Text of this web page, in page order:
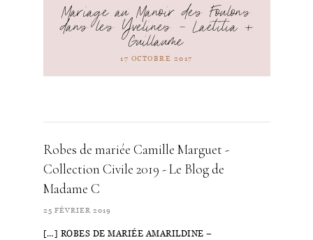
Mariage au Manoir des Foulons
dans les Yvelines – Laetitia +
Guillaume
17 OCTOBRE 2017
Robes de mariée Camille Marguet -
Collection Civile 2019 - Le Blog de
Madame C
25 FÉVRIER 2019
[…] ROBES DE MARIÉE AMARILDINE –